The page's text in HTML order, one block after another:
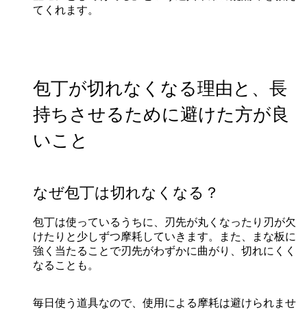
てくれます。
包丁が切れなくなる理由と、長
持ちさせるために避けた方が良
いこと
なぜ包丁は切れなくなる？
包丁は使っているうちに、刃先が丸くなったり刃が欠
けたりと少しずつ摩耗していきます。また、まな板に
強く当たることで刃先がわずかに曲がり、切れにくく
なることも。
毎日使う道具なので、使用による摩耗は避けられませ